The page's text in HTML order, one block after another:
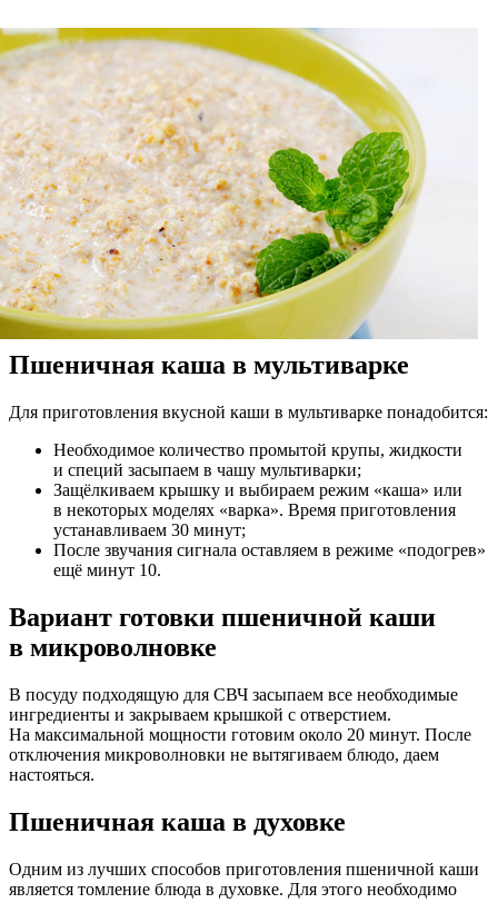
Пшеничная каша в мультиварке
Для приготовления вкусной каши в мультиварке понадобится:
Необходимое количество промытой крупы, жидкости
и специй засыпаем в чашу мультиварки;
Защёлкиваем крышку и выбираем режим «каша» или
в некоторых моделях «варка». Время приготовления
устанавливаем 30 минут;
После звучания сигнала оставляем в режиме «подогрев»
ещё минут 10.
Вариант готовки пшеничной каши
в микроволновке
В посуду подходящую для СВЧ засыпаем все необходимые
ингредиенты и закрываем крышкой с отверстием.
На максимальной мощности готовим около 20 минут. После
отключения микроволновки не вытягиваем блюдо, даем
настояться.
Пшеничная каша в духовке
Одним из лучших способов приготовления пшеничной каши
является томление блюда в духовке. Для этого необходимо